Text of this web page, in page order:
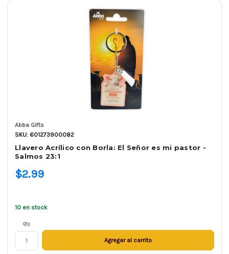
Abba Gifts
SKU: 601273900082
Llavero Acrílico con Borla: El Señor es mi pastor -
Salmos 23:1
$2.99
10 en stock
Qty.
Agregar al carrito